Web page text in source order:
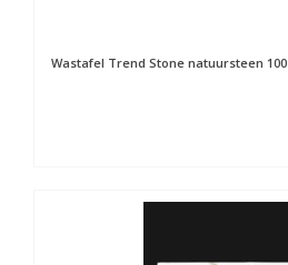
Wastafel Trend Stone natuursteen 100